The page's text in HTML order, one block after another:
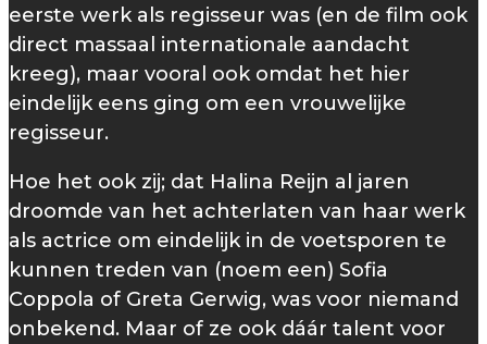
eerste werk als regisseur was (en de film ook
direct massaal internationale aandacht
kreeg), maar vooral ook omdat het hier
eindelijk eens ging om een vrouwelijke
regisseur.
Hoe het ook zij; dat Halina Reijn al jaren
droomde van het achterlaten van haar werk
als actrice om eindelijk in de voetsporen te
kunnen treden van (noem een) Sofia
Coppola of Greta Gerwig, was voor niemand
onbekend. Maar of ze ook dáár talent voor